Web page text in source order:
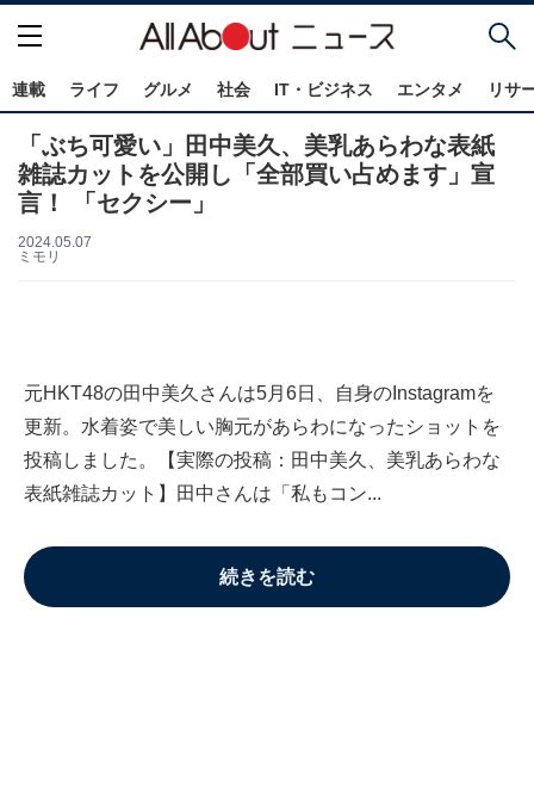
連載 ライフ グルメ 社会 IT・ビジネス エンタメ リサ
「ぶち可愛い」田中美久、美乳あらわな表紙
雑誌カットを公開し「全部買い占めます」宣
言！ 「セクシー」
2024.05.07
ミモリ
元HKT48の田中美久さんは5月6日、自身のInstagramを
更新。水着姿で美しい胸元があらわになったショットを
投稿しました。【実際の投稿：田中美久、美乳あらわな
表紙雑誌カット】田中さんは「私もコン...
続きを読む